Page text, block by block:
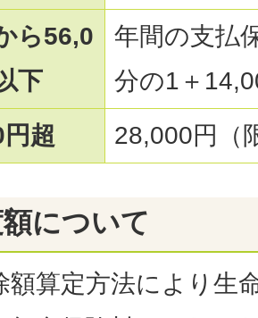
ら56,0
下
年間の支払
分の1＋
超
28,000円（
について
額算定方法により生